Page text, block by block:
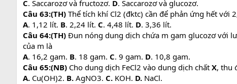
C. Saccarozơ và fructozơ. D. Saccarozơ và glucozơ.
Câu 63:(TH) Thể tích khí Cl2 (đktc) cần để phản ứng hết với
A. 1,12 lít. B. 2,24 lít. C. 4,48 lít. D. 3,36 lít.
Câu 64:(TH) Đun nóng dung dịch chứa m gam glucozơ với
của m là
A. 16,2 gam. B. 18 gam. C. 9 gam. D. 10,8 gam.
Câu 65:(NB) Cho dung dịch FeCl2 vào dung dịch chất X, thu
A. Cu(OH)2. B. AgNO3. C. KOH. D. NaCl.